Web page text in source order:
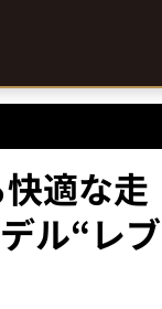
適な走
ル“レブ